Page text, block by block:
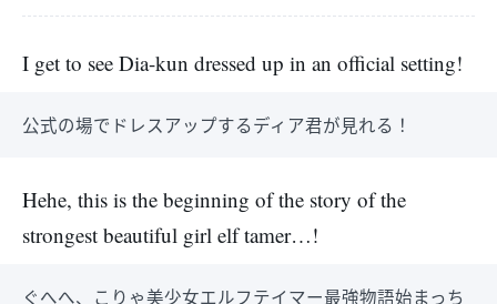
I get to see Dia-kun dressed up in an official setting!
公式の場でドレスアップするディア君が見れる！
Hehe, this is the beginning of the story of the
strongest beautiful girl elf tamer…!
ぐへへ、こりゃ美少女エルフテイマー最強物語始まっち